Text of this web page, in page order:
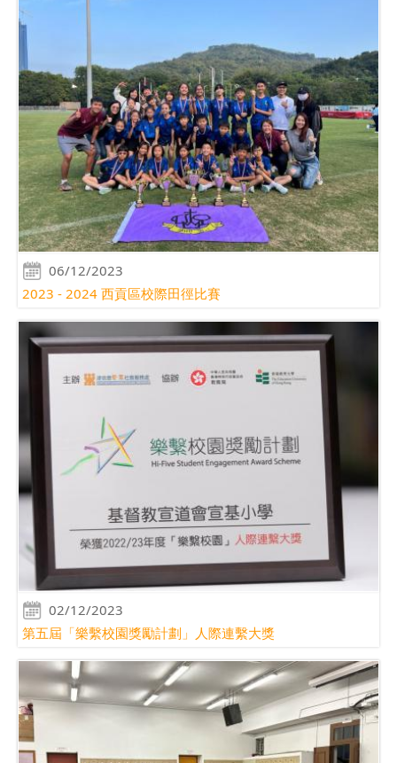
06/12/2023
2023 - 2024 西貢區校際田徑比賽
02/12/2023
第五屆「樂繫校園獎勵計劃」人際連繫大獎